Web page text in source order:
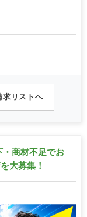
求リストへ
商材不足でお
大募集！